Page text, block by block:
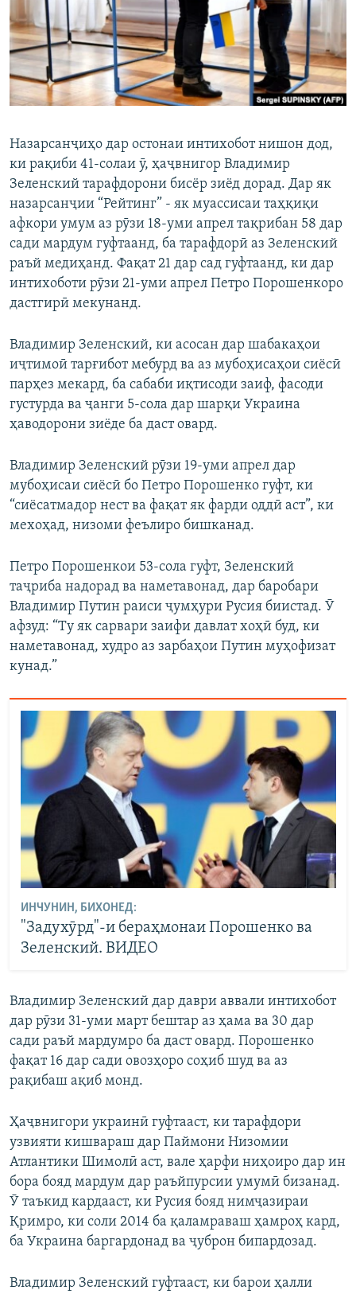
ГУЗОРИШҲОИ РАДИОӢ
Русский
ПАЙГИРӢ КУНЕД
Ҳамаи сомонаҳои RFE/RL
Назарсанҷиҳо дар остонаи интихобот нишон дод,
ки рақиби 41-солаи ӯ, ҳаҷвнигор Владимир
Зеленский тарафдорони бисёр зиёд дорад. Дар як
назарсанҷии “Рейтинг” - як муассисаи таҳқиқи
афкори умум аз рӯзи 18-уми апрел тақрибан 58 дар
сади мардум гуфтаанд, ба тарафдорӣ аз Зеленский
раъй медиҳанд. Фақат 21 дар сад гуфтаанд, ки дар
интихоботи рӯзи 21-уми апрел Петро Порошенкоро
дастгирӣ мекунанд.
Владимир Зеленский, ки асосан дар шабакаҳои
иҷтимоӣ тарғибот мебурд ва аз мубоҳисаҳои сиёсӣ
парҳез мекард, ба сабаби иқтисоди заиф, фасоди
густурда ва ҷанги 5-сола дар шарқи Украина
ҳаводорони зиёде ба даст овард.
Владимир Зеленский рӯзи 19-уми апрел дар
мубоҳисаи сиёсӣ бо Петро Порошенко гуфт, ки
“сиёсатмадор нест ва фақат як фарди оддӣ аст”, ки
мехоҳад, низоми феълиро бишканад.
Петро Порошенкои 53-сола гуфт, Зеленский
таҷриба надорад ва наметавонад, дар баробари
Владимир Путин раиси ҷумҳури Русия биистад. Ӯ
афзуд: “Ту як сарвари заифи давлат хоҳӣ буд, ки
наметавонад, худро аз зарбаҳои Путин муҳофизат
кунад.”
ИНЧУНИН, БИХОНЕД:
"Задухӯрд"-и бераҳмонаи Порошенко ва
Зеленский. ВИДЕО
Владимир Зеленский дар даври аввали интихобот
дар рӯзи 31-уми март бештар аз ҳама ва 30 дар
сади раъй мардумро ба даст овард. Порошенко
фақат 16 дар сади овозҳоро соҳиб шуд ва аз
рақибаш ақиб монд.
Ҳаҷвнигори украинӣ гуфтааст, ки тарафдори
узвияти кишвараш дар Паймони Низомии
Атлантики Шимолӣ аст, вале ҳарфи ниҳоиро дар ин
бора бояд мардум дар раъйпурсии умумӣ бизанад.
Ӯ таъкид кардааст, ки Русия бояд нимҷазираи
Қримро, ки соли 2014 ба қаламраваш ҳамроҳ кард,
ба Украина баргардонад ва ҷуброн бипардозад.
Владимир Зеленский гуфтааст, ки барои ҳалли